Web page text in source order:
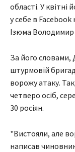
області. У
у себе в Facebook
Ізюма Володимир
За його словами,
штурмовій
ворожу атаку.
четверо осіб,
30 росіян.
"Вистояли, але
написав